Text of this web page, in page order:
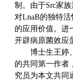
制 。由于Src家族
对LnaB的独特
的应用价值。进
开辟病原菌效应
博士生王婷
的共同第一作者
究员为本文共同